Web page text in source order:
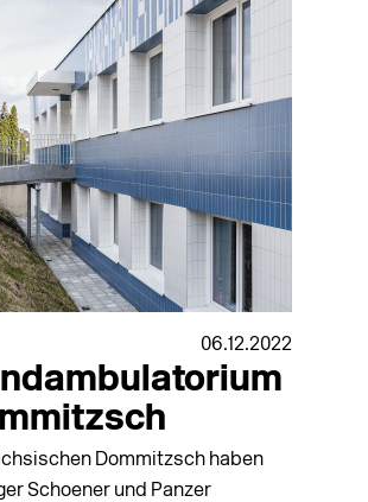
06.12.2022
Dommitzsch haben
Schoener und Panzer